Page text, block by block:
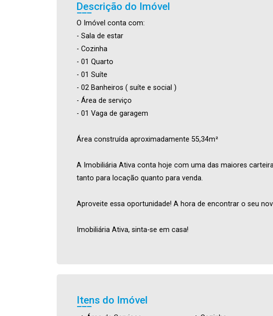
Descrição do Imóvel
O Imóvel conta com:
- Sala de estar
- Cozinha
- 01 Quarto
- 01 Suíte
- 02 Banheiros ( suíte e social )
- Área de serviço
- 01 Vaga de garagem
Área construída aproximadamente 55,34m²
A Imobiliária Ativa conta hoje com uma das maiores
tanto para locação quanto para venda.
Aproveite essa oportunidade! A hora de encontrar o seu
Imobiliária Ativa, sinta-se em casa!
Itens do Imóvel